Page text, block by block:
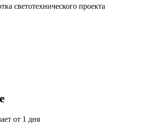
светотехнического проекта
от 1 дня